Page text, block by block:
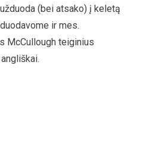
(bei atsako) į keletą
ir mes.
McCullough teiginius